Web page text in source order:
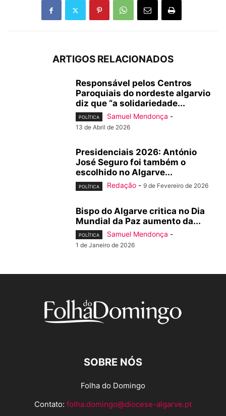
ARTIGOS RELACIONADOS
Responsável pelos Centros
Paroquiais do nordeste algarvio
diz que “a solidariedade...
POLÍTICA Samuel Mendonça -
13 de Abril de 2026
Presidenciais 2026: António
José Seguro foi também o
escolhido no Algarve...
POLÍTICA Redação - 9 de Fevereiro de 2026
Bispo do Algarve critica no Dia
Mundial da Paz aumento da...
POLÍTICA Samuel Mendonça -
1 de Janeiro de 2026
SOBRE NÓS
Folha do Domingo
Contato: folha.domingo@diocese-algarve.pt